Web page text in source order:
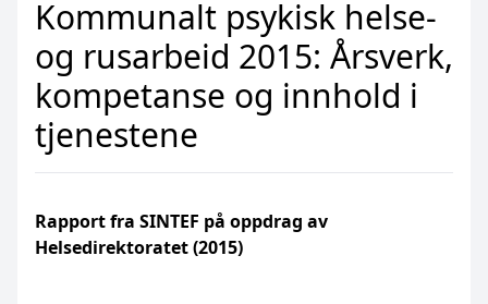
Kommunalt psykisk helse-
og rusarbeid 2015: Årsverk,
kompetanse og innhold i
tjenestene
Rapport fra SINTEF på oppdrag av
Helsedirektoratet (2015)